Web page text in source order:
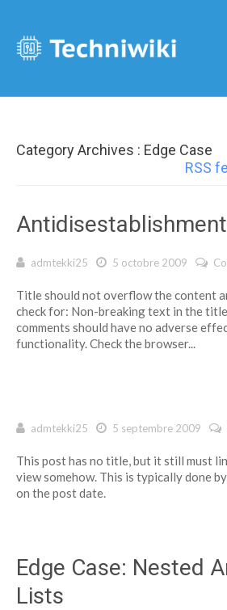
Category Archives : Edge Case
RSS
admtekki25 5 octobre 2009
Title should not overflow the content
check for: Non-breaking text in the
comments should have no adverse
functionality. Check the browser...
admtekki25 5 septembre 2009
This post has no title, but it still must
view somehow. This is typically done
on the post date.
Edge Case: Nested
Lists